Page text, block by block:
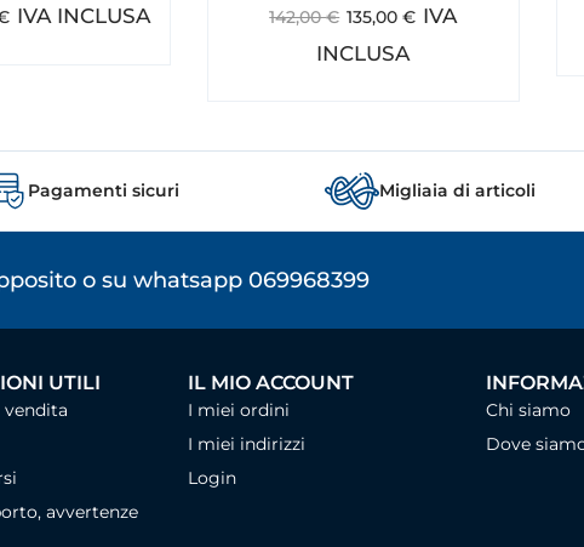
IVA INCLUSA
142,00€ 135,00€ IVA
INCLUSA
Pagamenti sicuri Migliaia di articoli
o su whatsapp 069968399
UTILI
vendita
avvertenze
IL MIO ACCOUNT
I miei ordini
I miei indirizzi
Login
Chi siamo
Dove